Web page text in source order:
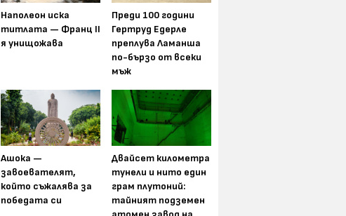
Наполеон иска
титлата — Франц II
я унищожава
Преди 100 години
Гертруд Едерле
преплува Ламанша
по-бързо от всеки
мъж
Ашока —
завоевателят,
който съжалява за
победата си
Двайсет километра
тунели и нито един
грам плутоний:
тайният подземен